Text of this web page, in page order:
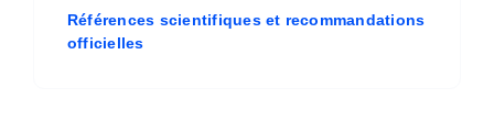
Références scientifiques et recommandations
officielles